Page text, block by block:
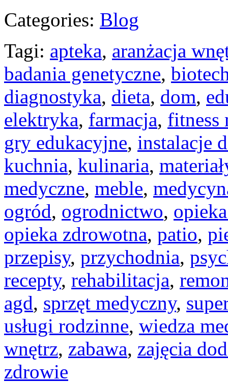
Categories: Blog
Tagi: apteka, aranżacja
badania genetyczne,
diagnostyka, dieta, dom,
elektryka, farmacja, fitness
gry edukacyjne, instalacje
kuchnia, kulinaria,
medyczne, meble,
ogród, ogrodnictwo,
opieka zdrowotna, patio,
przepisy, przychodnia,
recepty, rehabilitacja,
agd, sprzęt medyczny,
usługi rodzinne, wiedza
wnętrz, zabawa, zajęcia
zdrowie